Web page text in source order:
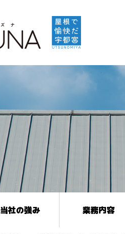
当社の強み 業務内容